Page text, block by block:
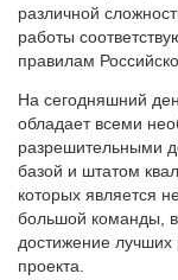
различной
работы
правилам
На сегодняшний
обладает всеми
разрешительными
базой и штатом
которых является
большой команды,
достижение лучших
проекта.